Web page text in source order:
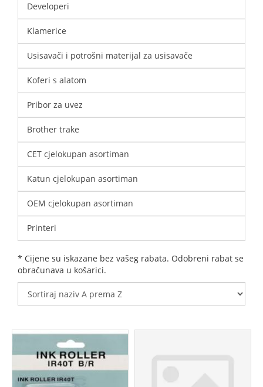
Developeri
Klamerice
Usisavači i potrošni materijal za usisavače
Koferi s alatom
Pribor za uvez
Brother trake
CET cjelokupan asortiman
Katun cjelokupan asortiman
OEM cjelokupan asortiman
Printeri
* Cijene su iskazane bez vašeg rabata. Odobreni rabat se
obračunava u košarici.